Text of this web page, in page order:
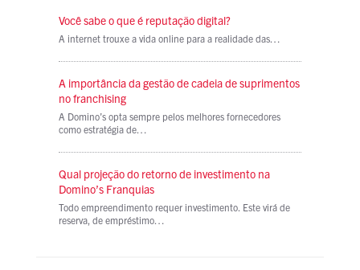
Você sabe o que é reputação digital?
A internet trouxe a vida online para a realidade das…
A importância da gestão de cadeia de suprimentos
no franchising
A Domino’s opta sempre pelos melhores fornecedores
como estratégia de…
Qual projeção do retorno de investimento na
Domino’s Franquias
Todo empreendimento requer investimento. Este virá de
reserva, de empréstimo…